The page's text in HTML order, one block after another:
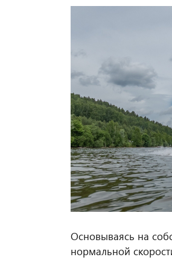
Основываясь на
нормальной